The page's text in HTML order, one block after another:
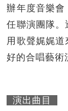
辦年度音樂
任聯演團隊。
用歌聲娓娓
好的合唱藝術
演出曲目